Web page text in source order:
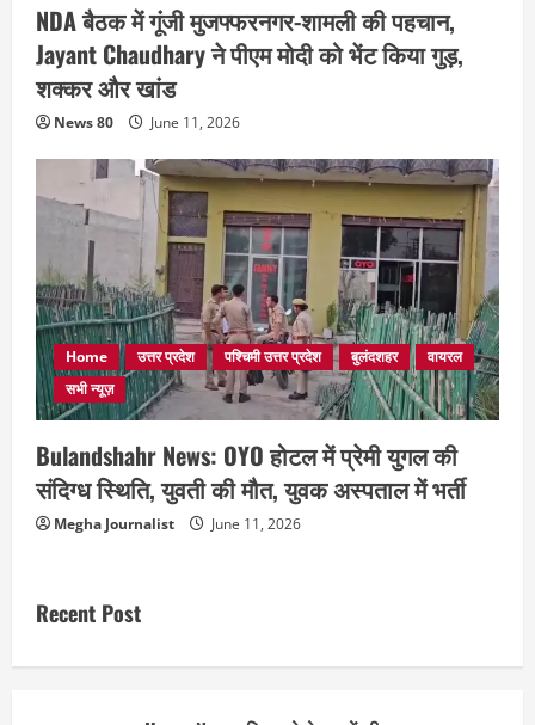
NDA बैठक में गूंजी मुजफ्फरनगर-शामली की पहचान,
Jayant Chaudhary ने पीएम मोदी को भेंट किया गुड़,
शक्कर और खांड
News 80 June 11, 2026
Home उत्तर प्रदेश पश्चिमी उत्तर प्रदेश बुलंदशहर
वायरल
सभी न्यूज़
Bulandshahr News: OYO होटल में प्रेमी युगल की
संदिग्ध स्थिति, युवती की मौत, युवक अस्पताल में भर्ती
Megha Journalist June 11, 2026
Recent Post